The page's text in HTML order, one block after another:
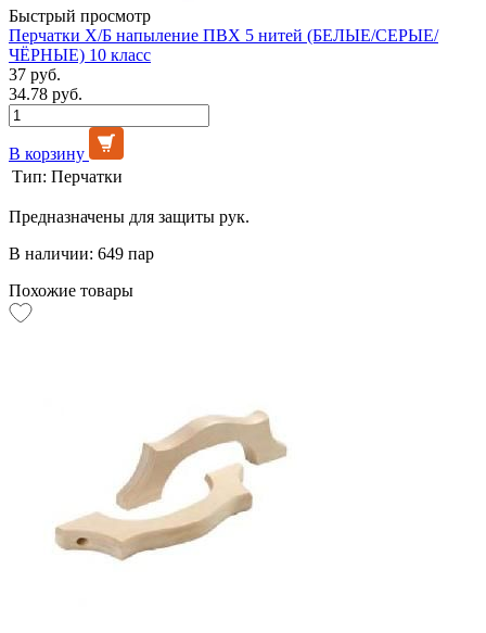
Быстрый просмотр
Перчатки Х/Б напыление ПВХ 5 нитей (БЕЛЫЕ/СЕРЫЕ/
ЧЁРНЫЕ) 10 класс
37 руб.
34.78 руб.
В корзину
Тип: Перчатки
Предназначены для защиты рук.
В наличии: 649 пар
Похожие товары